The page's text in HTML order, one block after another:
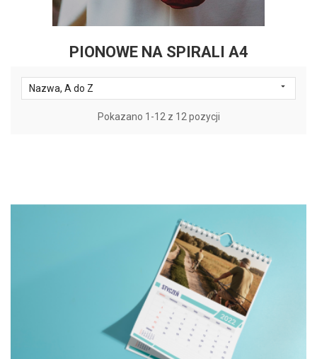
PIONOWE NA SPIRALI A4
Nazwa, A do Z 
Pokazano 1-12 z 12 pozycji